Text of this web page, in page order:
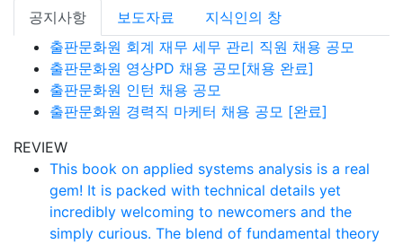
공지사항
보도자료
지식인의 창
출판문화원 회계 재무 세무 관리 직원 채용 공모
출판문화원 영상PD 채용 공모[채용 완료]
출판문화원 인턴 채용 공모
출판문화원 경력직 마케터 채용 공모 [완료]
REVIEW
This book on applied systems analysis is a real
gem! It is packed with technical details yet
incredibly welcoming to newcomers and the
simply curious. The blend of fundamental theory